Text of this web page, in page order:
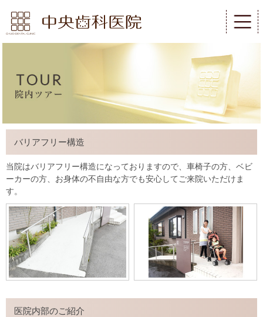
バリアフリー構造
当院はバリアフリー構造になっておりますので、車椅子の方、ベビ
ーカーの方、お身体の不自由な方でも安心してご来院いただけま
す。
医院内部のご紹介